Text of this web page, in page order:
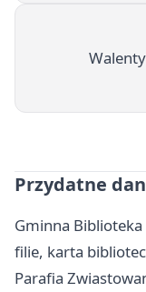
Przydatne
Gminna
filie, karta
Parafia